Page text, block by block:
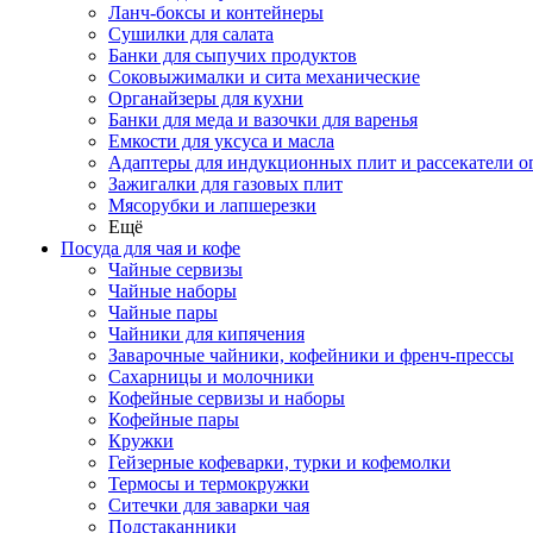
Ланч-боксы и контейнеры
Сушилки для салата
Банки для сыпучих продуктов
Соковыжималки и сита механические
Органайзеры для кухни
Банки для меда и вазочки для варенья
Емкости для уксуса и масла
Адаптеры для индукционных плит и рассекатели
Зажигалки для газовых плит
Мясорубки и лапшерезки
Ещё
Посуда для чая и кофе
Чайные сервизы
Чайные наборы
Чайные пары
Чайники для кипячения
Заварочные чайники, кофейники и френч-прессы
Сахарницы и молочники
Кофейные сервизы и наборы
Кофейные пары
Кружки
Гейзерные кофеварки, турки и кофемолки
Термосы и термокружки
Ситечки для заварки чая
Подстаканники